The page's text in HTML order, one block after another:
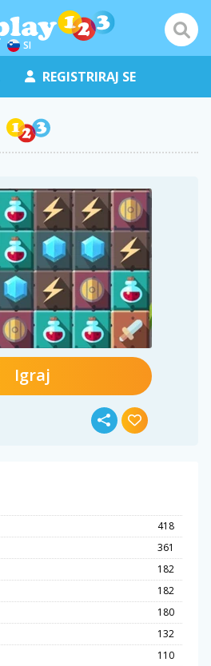
SI
REGISTRIRAJ SE
Igraj
418
361
182
182
180
132
110